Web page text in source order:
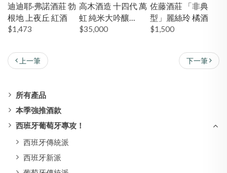
所有產品
本季強推酒款
西班牙葡萄牙專攻！
西班牙傳統派
西班牙新派
迪迪耶·弗諾酒莊 勃
根地 上夜丘 紅酒
$1,473
高木酒造 十四代 萬
虹 純米大吟釀
1500ml
$35,000
佐藤酒莊 「非典
型」麗絲玲 橘酒
$1,500
下一筆
上一筆